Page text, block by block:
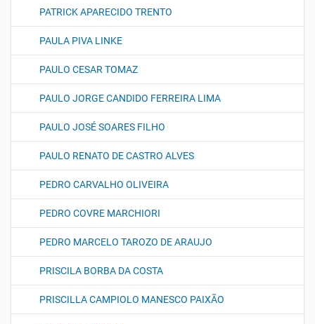
PATRICK APARECIDO TRENTO
PAULA PIVA LINKE
PAULO CESAR TOMAZ
PAULO JORGE CANDIDO FERREIRA LIMA
PAULO JOSÉ SOARES FILHO
PAULO RENATO DE CASTRO ALVES
PEDRO CARVALHO OLIVEIRA
PEDRO COVRE MARCHIORI
PEDRO MARCELO TAROZO DE ARAUJO
PRISCILA BORBA DA COSTA
PRISCILLA CAMPIOLO MANESCO PAIXÃO